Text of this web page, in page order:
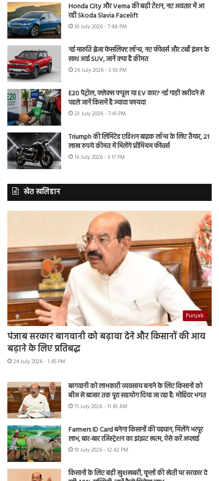
Honda City और Verna की बढ़ी टेंशन, नए अवतार में आ
रही Skoda Slavia Facelift
30 July 2026 - 7:48 PM
नई मारुति ब्रेजा फेसलिफ्ट लॉन्च, नए फीचर्स और टर्बो इंजन के
साथ आई SUV, जानें क्या है कीमत
26 July 2026 - 3:56 PM
E20 पेट्रोल, फ्लेक्स फ्यूल या EV कार? नई गाड़ी खरीदने से
पहले जानें किसमें है ज्यादा फायदा
23 July 2026 - 7:41 PM
Triumph की लिमिटेड एडिशन बाइक लॉन्च के लिए तैयार, 21
लाख रुपये कीमत में मिलेंगे प्रीमियम फीचर्स
16 July 2026 - 3:17 PM
खेत खलिहान
Punjab
पंजाब सरकार बागवानी को बढ़ावा देने और किसानों की आय
बढ़ाने के लिए प्रतिबद्ध
24 July 2026 - 1:45 PM
बागवानी को लाभकारी व्यवसाय बनाने के लिए किसानों को
बीज से बाजार तक पूरा सहयोग दिया जा रहा है: मोहिंदर भगत
15 July 2026 - 11:43 AM
Farmers ID Card बनेगा किसानों की पहचान, मिलेंगे भरपूर
लाभ, बार-बार रजिस्ट्रेशन का झंझट खत्म, ऐसे करें अप्लाई
10 July 2026 - 12:42 PM
किसानों के लिए बड़ी खुशखबरी, फूलों की खेती पर सरकार दे